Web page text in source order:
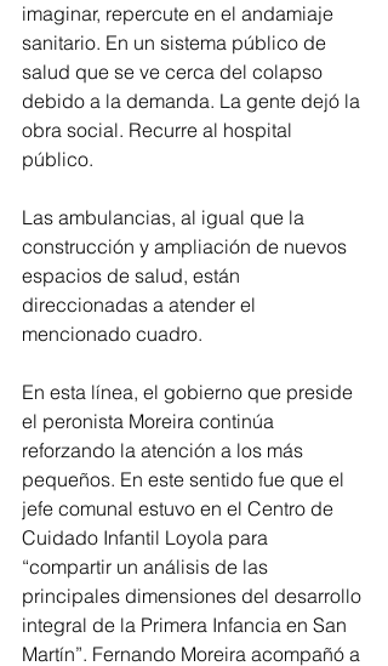
imaginar, repercute en el andamiaje
sanitario. En un sistema público de
salud que se ve cerca del colapso
debido a la demanda. La gente dejó la
obra social. Recurre al hospital
público.
Las ambulancias, al igual que la
construcción y ampliación de nuevos
espacios de salud, están
direccionadas a atender el
mencionado cuadro.
En esta línea, el gobierno que preside
el peronista Moreira continúa
reforzando la atención a los más
pequeños. En este sentido fue que el
jefe comunal estuvo en el Centro de
Cuidado Infantil Loyola para
“compartir un análisis de las
principales dimensiones del desarrollo
integral de la Primera Infancia en San
Martín”. Fernando Moreira acompañó a